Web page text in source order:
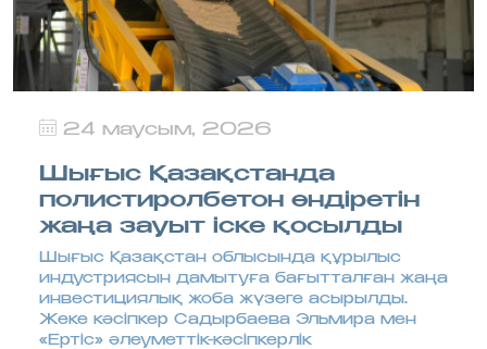
24 маусым, 2026
Шығыс Қазақстанда
полистиролбетон өндіретін
жаңа зауыт іске қосылды
Шығыс Қазақстан облысында құрылыс
индустриясын дамытуға бағытталған жаңа
инвестициялық жоба жүзеге асырылды.
Жеке кәсіпкер Садырбаева Эльмира мен
«Ертіс» әлеуметтік-кәсіпкерлік